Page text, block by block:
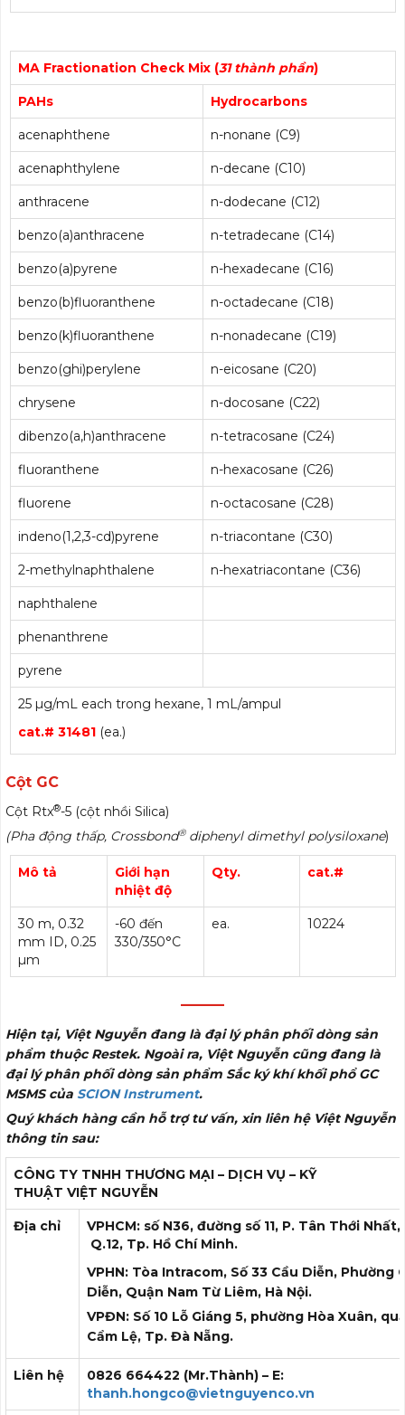
MA Fractionation Check Mix (31 thành phần)
PAHs Hydrocarbons
acenaphthene n-nonane (C9)
acenaphthylene n-decane (C10)
anthracene n-dodecane (C12)
benzo(a)anthracene n-tetradecane (C14)
benzo(a)pyrene n-hexadecane (C16)
benzo(b)fluoranthene n-octadecane (C18)
benzo(k)fluoranthene n-nonadecane (C19)
benzo(ghi)perylene n-eicosane (C20)
chrysene n-docosane (C22)
dibenzo(a,h)anthracene n-tetracosane (C24)
fluoranthene n-hexacosane (C26)
fluorene n-octacosane (C28)
indeno(1,2,3-cd)pyrene n-triacontane (C30)
2-methylnaphthalene n-hexatriacontane (C36)
naphthalene
phenanthrene
pyrene
25 µg/mL each trong hexane, 1 mL/ampul
cat.# 31481(ea.)
Cột GC
Cột Rtx®-5 (cột nhồi Silica)
(Pha động thấp, Crossbond®diphenyl dimethyl polysiloxane)
Mô tả
Giới hạn
nhiệt độ
Qty. cat.#
30 m, 0.32
mm ID, 0.25
µm
-60 đến
330/350°C
ea. 10224
———
Hiện tại, Việt Nguyễn đang là đại lý phân phối dòng sản
phẩm thuộc Restek. Ngoài ra, Việt Nguyễn cũng đang là
đại lý phân phối dòng sản phẩm Sắc ký khí khối phổ GC
MSMS của SCION Instrument.
Quý khách hàng cần hỗ trợ tư vấn, xin liên hệ Việt Nguyễn
thông tin sau:
CÔNG TY TNHH THƯƠNG MẠI – DỊCH VỤ – KỸ
THUẬT VIỆT NGUYỄN
Địa chỉ
VPHCM: số N36, đường số 11, P. Tân Thới Nhất,
Q.12, Tp. Hồ Chí Minh.
VPHN: Tòa Intracom, Số 33 Cầu Diễn, Phường
Diễn, Quận Nam Từ Liêm, Hà Nội.
VPĐN: Số 10 Lỗ Giáng 5, phường Hòa Xuân,
Cẩm Lệ, Tp. Đà Nẵng.
Liên hệ
0826 664422 (Mr.Thành) – E:
thanh.hongco@vietnguyenco.vn